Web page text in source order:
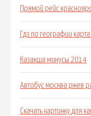
Прямой рейс
Гдз по географии
Казакша минусы 2014
Автобус москва ржев
Скачать картинку для